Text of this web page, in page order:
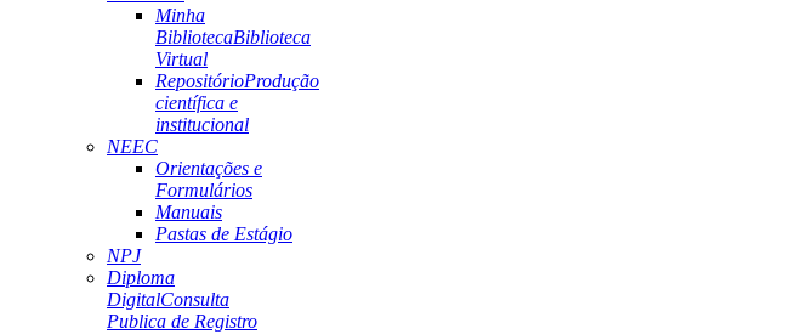
Minha
BibliotecaBiblioteca
Virtual
RepositórioProdução
científica e
institucional
NEEC
Orientações e
Formulários
Manuais
Pastas de Estágio
NPJ
Diploma
DigitalConsulta
Publica de Registro